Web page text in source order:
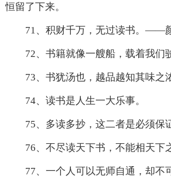
恒留了下来。
71、积财千万，无过读书。——
72、书籍就像一艘船，载着我们
73、书犹汤也，越品越知其味之
74、读书是人生一大乐事。
75、多读多抄，这二者是必须
76、不尽读天下书，不能相天
77、一个人可以无师自通，却